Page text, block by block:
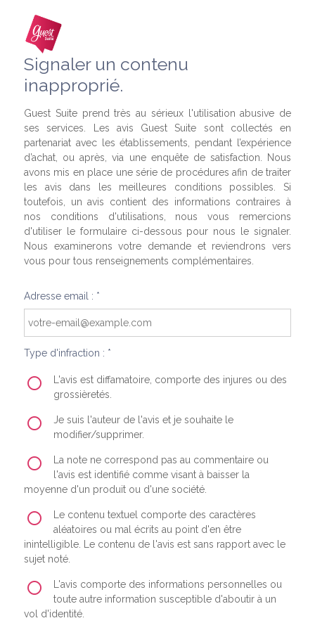
Signaler un contenu
inapproprié.
Guest Suite prend très au sérieux l'utilisation abusive de
ses services. Les avis Guest Suite sont collectés en
partenariat avec les établissements, pendant l’expérience
d’achat, ou après, via une enquête de satisfaction. Nous
avons mis en place une série de procédures afin de traiter
les avis dans les meilleures conditions possibles. Si
toutefois, un avis contient des informations contraires à
nos conditions d'utilisations, nous vous remercions
d'utiliser le formulaire ci-dessous pour nous le signaler.
Nous examinerons votre demande et reviendrons vers
vous pour tous renseignements complémentaires.
Adresse email : *
Type d'infraction : *
L'avis est diffamatoire, comporte des injures ou des
grossièretés.
Je suis l'auteur de l'avis et je souhaite le
modifier/supprimer.
La note ne correspond pas au commentaire ou
l'avis est identifié comme visant à baisser la
moyenne d'un produit ou d'une société.
Le contenu textuel comporte des caractères
aléatoires ou mal écrits au point d'en être
inintelligible. Le contenu de l'avis est sans rapport avec le
sujet noté.
L'avis comporte des informations personnelles ou
toute autre information susceptible d'aboutir à un
vol d'identité.